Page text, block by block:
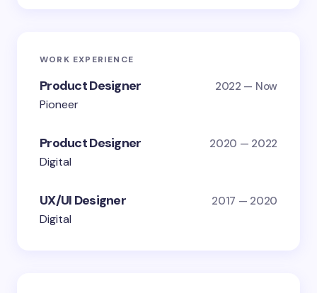
WORK EXPERIENCE
Product Designer 2022 — Now
Pioneer
Product Designer 2020 — 2022
Digital
UX/UI Designer 2017 — 2020
Digital